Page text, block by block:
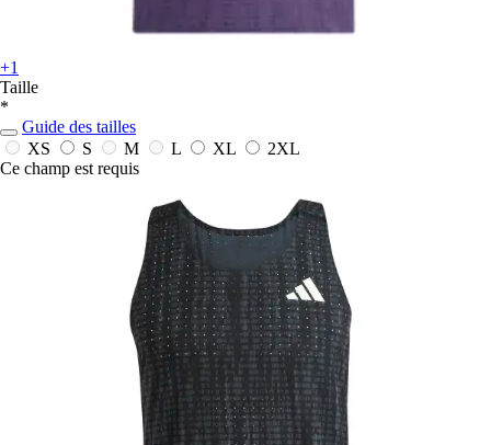
+1
Taille
*
Guide des tailles
XS
S M L XL
2XL
Ce champ est requis